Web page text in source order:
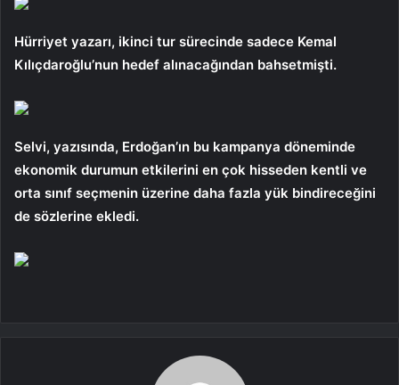
Hürriyet yazarı, ikinci tur sürecinde sadece Kemal
Kılıçdaroğlu’nun hedef alınacağından bahsetmişti.
Selvi, yazısında, Erdoğan’ın bu kampanya döneminde
ekonomik durumun etkilerini en çok hisseden kentli ve
orta sınıf seçmenin üzerine daha fazla yük bindireceğini
de sözlerine ekledi.